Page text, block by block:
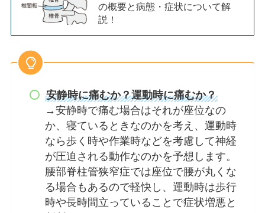
の概要と病態・症状について解
説！
安静時に痛むか？運動時に痛むか？
→安静時で痛む場合はそれが座位なの
か、寝ているときなのかを考え、運動時
なら歩く時や作業時などを考慮して神経
が圧迫される動作なのかを予想します。
腰部脊柱管狭窄症では座位で腰が丸くな
る場合もあるので軽快し、運動時は歩行
時や長時間立っていることで症状増悪と